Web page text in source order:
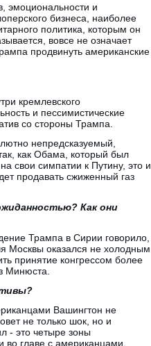
эмоциональности и
бизнеса, наиболее
политика, которым он
вовсе не означает
продвинуть американские
кремлевского
и пессимистические
со стороны Трампа.
непредсказуемый,
как Обама, который был
свои симпатии к Путину, это и
продавать сжиженный газ
Как они
Трампа в Сирии говорило,
Москвы оказался не холодным
принятие конгрессом более
Минюста.
Вашингтон не
не только шок, но и
- это четыре зоны
во главе с американцами.